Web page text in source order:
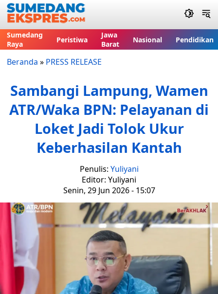
Sumedang
Raya
Peristiwa
Jawa
Barat
Nasional Pendidikan
Beranda » PRESS RELEASE
Sambangi Lampung, Wamen
ATR/Waka BPN: Pelayanan di
Loket Jadi Tolok Ukur
Keberhasilan Kantah
Penulis: Yuliyani
Editor: Yuliyani
Senin, 29 Jun 2026 - 15:07